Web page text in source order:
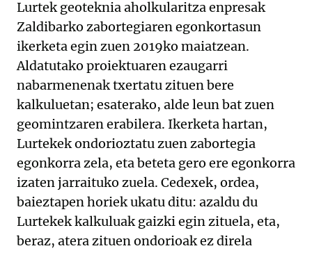
Lurtek geoteknia aholkularitza enpresak
Zaldibarko zabortegiaren egonkortasun
ikerketa egin zuen 2019ko maiatzean.
Aldatutako proiektuaren ezaugarri
nabarmenenak txertatu zituen bere
kalkuluetan; esaterako, alde leun bat zuen
geomintzaren erabilera. Ikerketa hartan,
Lurtekek ondorioztatu zuen zabortegia
egonkorra zela, eta beteta gero ere egonkorra
izaten jarraituko zuela. Cedexek, ordea,
baieztapen horiek ukatu ditu: azaldu du
Lurtekek kalkuluak gaizki egin zituela, eta,
beraz, atera zituen ondorioak ez direla